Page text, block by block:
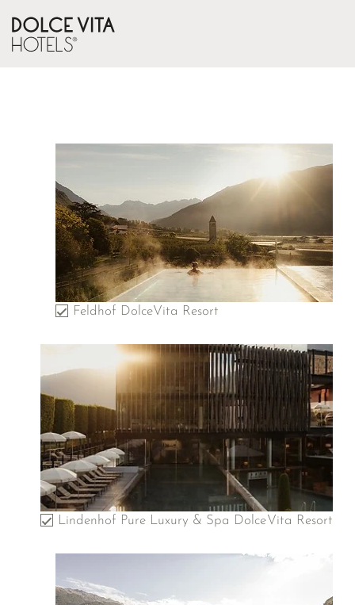
Feldhof DolceVita Resort
Lindenhof Pure Luxury & Spa DolceVita Resort